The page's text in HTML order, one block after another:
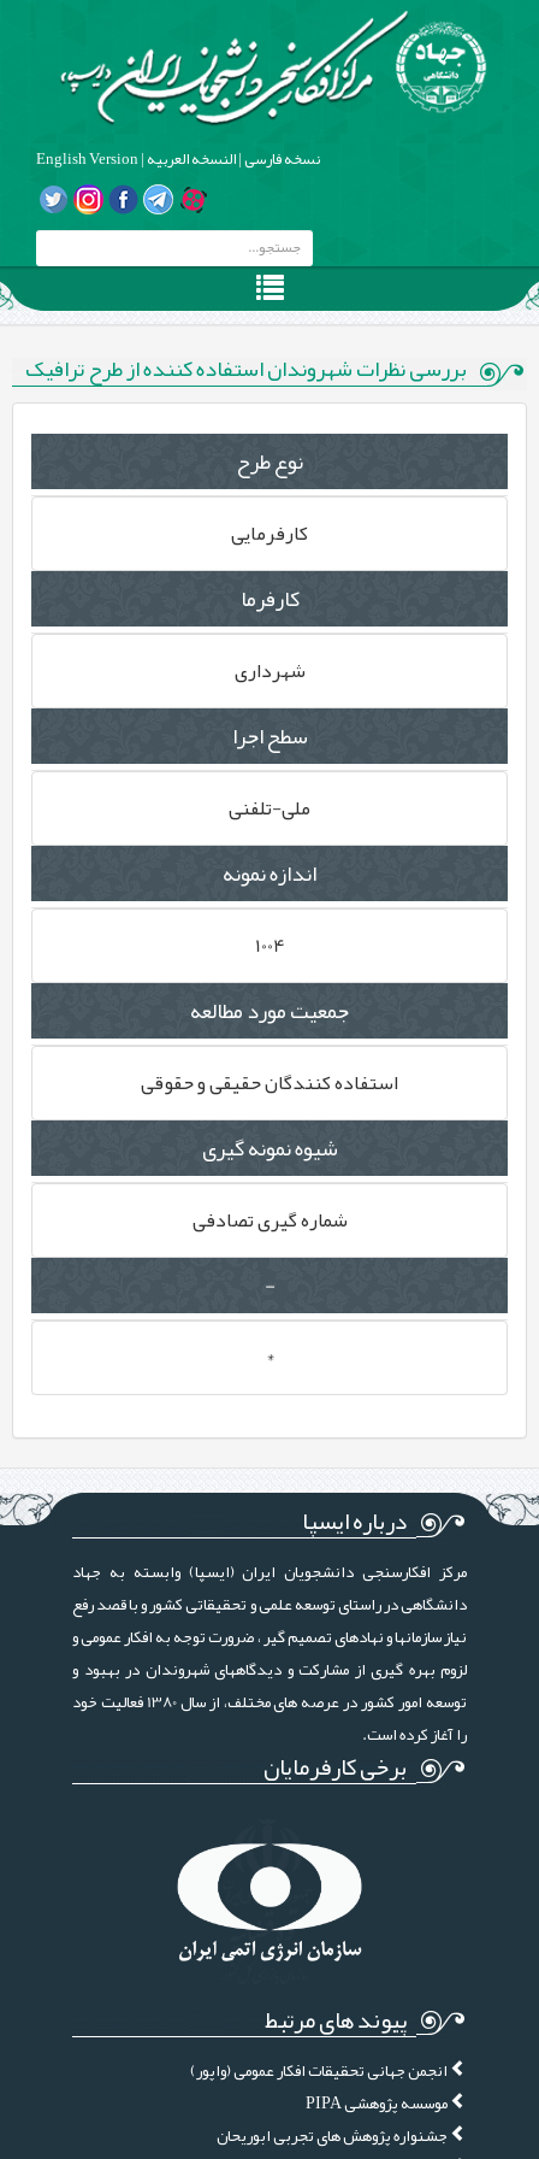
نسخه فارسی|النسخه العربیه|
English Version
بررسی نظرات شهروندان استفاده کننده از طرح ترافیک
نوع طرح
کارفرمایی
کارفرما
شهرداری
سطح اجرا
ملی-تلفنی
اندازه نمونه
1004
جمعیت مورد مطالعه
استفاده کنندگان حقیقی و حقوقی
شیوه نمونه گیری
شماره گیری تصادفی
-
*
درباره ایسپا
مرکز افکارسنجی دانشجویان ایران (ایسپا) وابسته به جهاد
دانشگاهی در راستای توسعه علمی و تحقیقاتی کشور و با قصد رفع
نیاز سازمانها و نهادهای تصمیم گیر ، ضرورت توجه به افکار عمومی و
لزوم بهره گیری از مشارکت و دیدگاههای شهروندان در بهبود و
توسعه امور کشور در عرصه های مختلف، از سال 1380 فعالیت خود
را آغاز کرده است.
برخی کارفرمایان
پیوند های مرتبط
انجمن جهانی تحقیقات افکار عمومی (واپور)
موسسه پژوهشی PIPA
جشنواره پژوهش های تجربی ابوریحان